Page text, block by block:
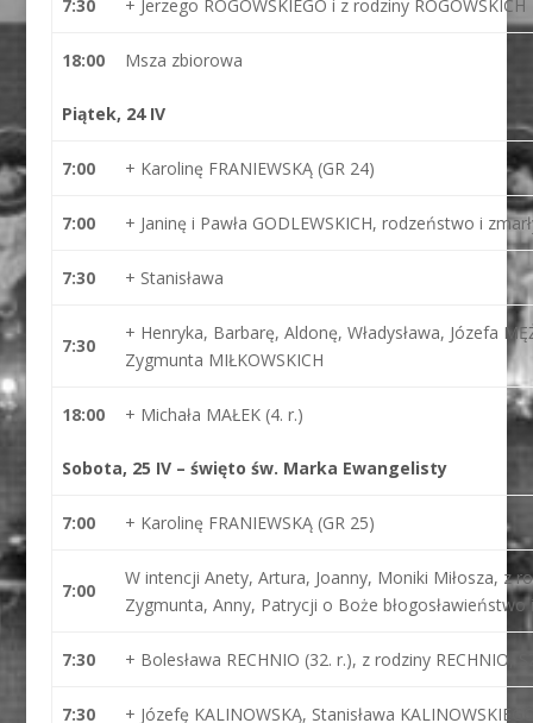
7:30 + Jerzego ROGOWSKIEGO i z rodziny ROGOWSKICH
18:00 Msza zbiorowa
Piątek, 24 IV
7:00 + Karolinę FRANIEWSKĄ (GR 24)
7:00 + Janinę i Pawła GODLEWSKICH, rodzeństwo i
7:30 + Stanisława
7:30
+ Henryka, Barbarę, Aldonę, Władysława, Józefa
Zygmunta MIŁKOWSKICH
18:00 + Michała MAŁEK (4. r.)
Sobota, 25 IV – święto św. Marka Ewangelisty
7:00 + Karolinę FRANIEWSKĄ (GR 25)
7:00
W intencji Anety, Artura, Joanny, Moniki Miłosza, z
Zygmunta, Anny, Patrycji o Boże
7:30 + Bolesława RECHNIO (32. r.), z rodziny RECHNIO,
7:30 + Józefę KALINOWSKĄ, Stanisława